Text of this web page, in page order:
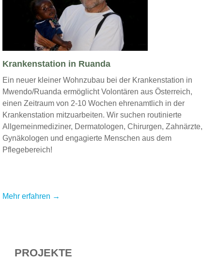
Krankenstation in Ruanda
Ein neuer kleiner Wohnzubau bei der Krankenstation in
Mwendo/Ruanda ermöglicht Volontären aus Österreich,
einen Zeitraum von 2-10 Wochen ehrenamtlich in der
Krankenstation mitzuarbeiten. Wir suchen routinierte
Allgemeinmediziner, Dermatologen, Chirurgen, Zahnärzte,
Gynäkologen und engagierte Menschen aus dem
Pflegebereich!
Mehr erfahren →
PROJEKTE